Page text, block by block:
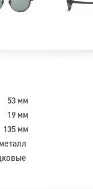
53 мм
19 мм
135 мм
металл